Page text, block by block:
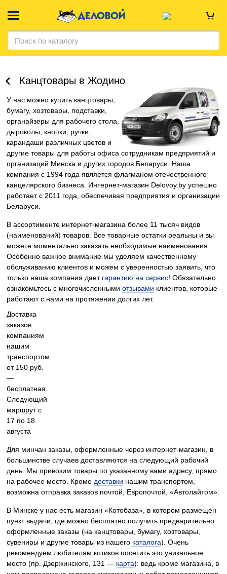
Канцтовары в Жодино
У нас можно купить канцтовары,
бумагу, хозтовары, подставки,
органайзеры для рабочего стола,
дыроколы, кнопки, ручки,
карандаши различных цветов и
другие товары для работы офиса сотрудникам предприятий и
организаций Минска и других городов Беларуси. Наша
компания c 1994 года является флагманом отечественного
канцелярского бизнеса. Интернет-магазин Delovoy.by успешно
работает с 2011 года, обеспечивая предприятия и организации
Беларуси.
В ассортименте интернет-магазина более 11 тысяч видов
(наименований) товаров. Все товарные остатки реальны и вы
можете моментально заказать необходимые наименования.
Особенно важное внимание мы уделяем качественному
обслуживанию клиентов и можем с уверенностью заявить, что
только наша компания дает гарантию на сервис! Обязательно
ознакомьтесь с многочисленными отзывами клиентов, которые
работают с нами на протяжении долгих лет.
Доставка
заказов
компаниям
нашим
транспортом
от 150 руб.
—
бесплатная.
Следующий
маршрут с
17 по 18
августа
Для минчан заказы, оформленные через интернет-магазин, в
большинстве случаев доставляются на следующий рабочий
день. Мы привозим товары по указанному вами адресу, прямо
на рабочее место. Кроме доставки нашим транспортом,
возможна отправка заказов почтой, Европочтой, «Автолайтом».
В Минске у нас есть магазин «Котобаза», в котором размещен
пункт выдачи, где можно бесплатно получить предварительно
оформленные заказы (на канцтовары, бумагу, хозтовары,
сувениры и другие товары из нашего каталога). Очень
рекомендуем любителям котиков посетить это уникальное
место (пр. Дзержинского, 131 — карта): ведь кроме магазина, в